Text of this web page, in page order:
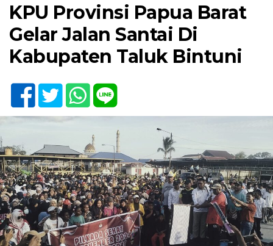
KPU Provinsi Papua Barat
Gelar Jalan Santai Di
Kabupaten Taluk Bintuni